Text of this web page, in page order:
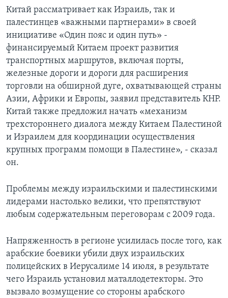
Китай рассматривает как Израиль, так и
палестинцев «важными партнерами» в своей
инициативе «Один пояс и один путь» -
финансируемый Китаем проект развития
транспортных маршрутов, включая порты,
железные дороги и дороги для расширения
торговли на обширной дуге, охватывающей страны
Азии, Африки и Европы, заявил представитель КНР.
Китай также предложил начать «механизм
трехстороннего диалога между Китаем Палестиной
и Израилем для координации осуществления
крупных программ помощи в Палестине», - сказал
он.
Проблемы между израильскими и палестинскими
лидерами настолько велики, что препятствуют
любым содержательным переговорам с 2009 года.
Напряженность в регионе усилилась после того, как
арабские боевики убили двух израильских
полицейских в Иерусалиме 14 июля, в результате
чего Израиль установил маталлодетекторы. Это
вызвало возмущение со стороны арабского